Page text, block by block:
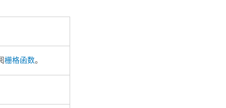
栅格函数。